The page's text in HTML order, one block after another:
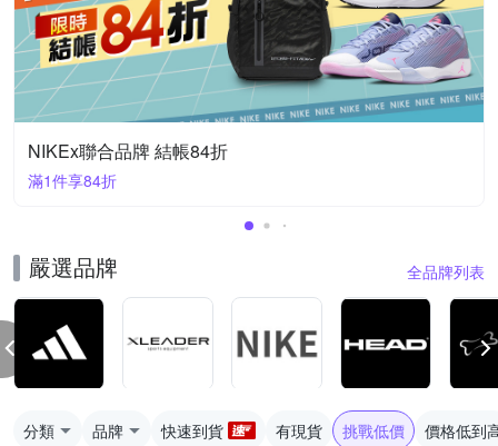
NIKEx聯合品牌 結帳84折
滿1件享84折
嚴選品牌 全品牌列表
分類 品牌 快速到貨 有現貨 挑戰低價 價格低到